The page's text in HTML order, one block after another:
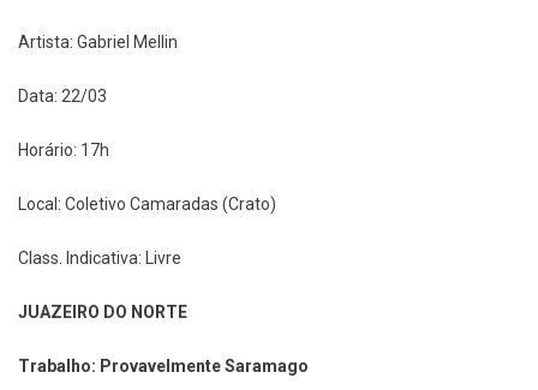
Artista: Gabriel Mellin
Data: 22/03
Horário: 17h
Local: Coletivo Camaradas (Crato)
Class. Indicativa: Livre
JUAZEIRO DO NORTE
Trabalho: Provavelmente Saramago